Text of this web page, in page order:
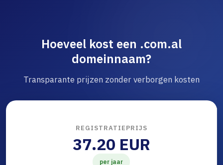
Hoeveel kost een .com.al
domeinnaam?
Transparante prijzen zonder verborgen kosten
REGISTRATIEPRIJS
37.20 EUR
per jaar